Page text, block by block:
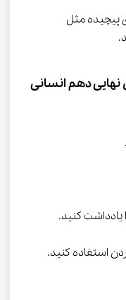
آی نو برای بخش‌های پیچیده مثل
نهایی دهم انسانی